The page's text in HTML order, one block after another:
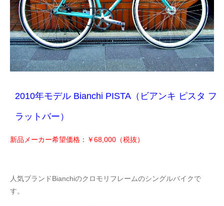
2010年モデル Bianchi PISTA（ビアンキ ピスタ フ
ラットバー）
新品メーカー希望価格：￥68,000（税抜）
人気ブランドBianchiのクロモリフレームのシングルバイクで
す。